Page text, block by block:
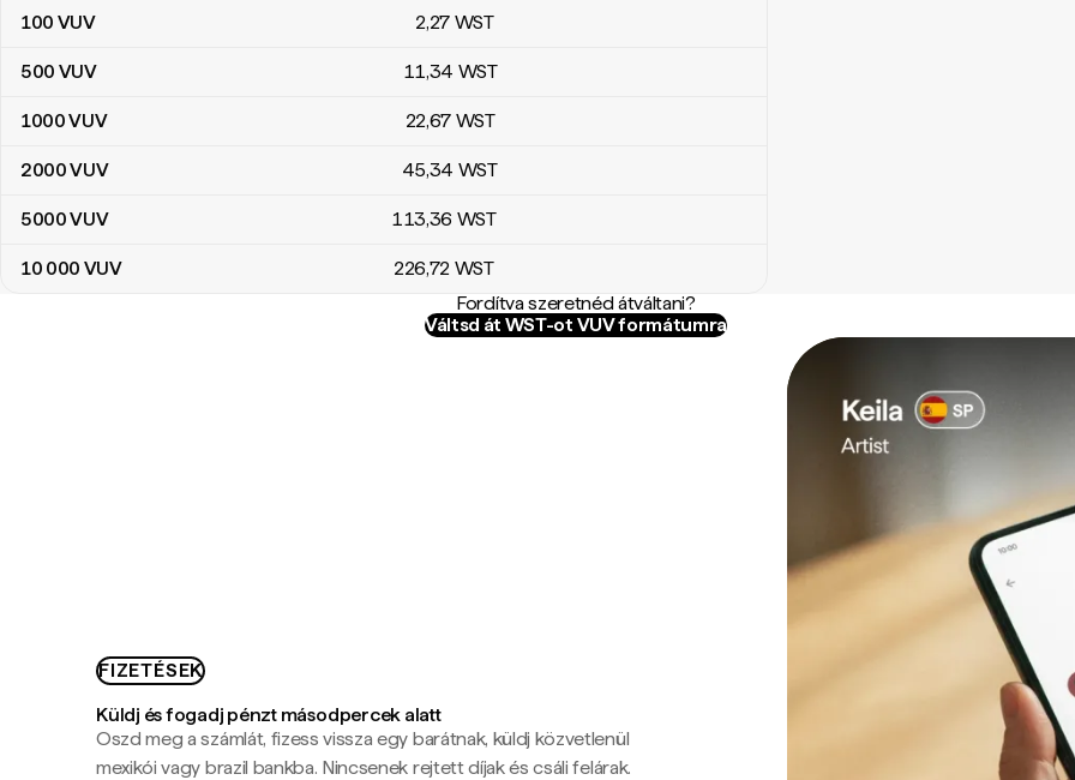
100 VUV 2,27 WST
500 VUV 11,34 WST
1000VUV 22,67 WST
2000VUV 45,34 WST
5000VUV 113,36 WST
10 000 VUV 226,72 WST
Fordítva szeretnéd átváltani?
Váltsd át WST-ot VUV formátumra
FIZETÉSEK
Küldj és fogadj pénzt másodpercek alatt
Oszd meg a számlát, fizess vissza egy barátnak, küldj közvetlenül
mexikói vagy brazil bankba. Nincsenek rejtett díjak és csáli felárak.